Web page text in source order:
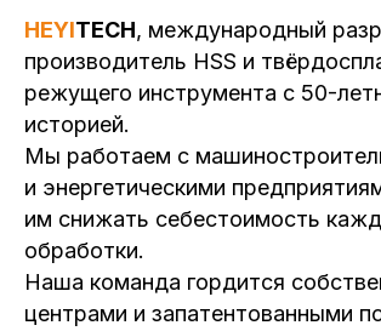
HEYITECH, международный
производитель HSS и
режущего инструмента с 50-
историей.
Мы работаем с
и энергетическими
им снижать себестоимость
обработки.
Наша команда гордится
центрами и запатентованными